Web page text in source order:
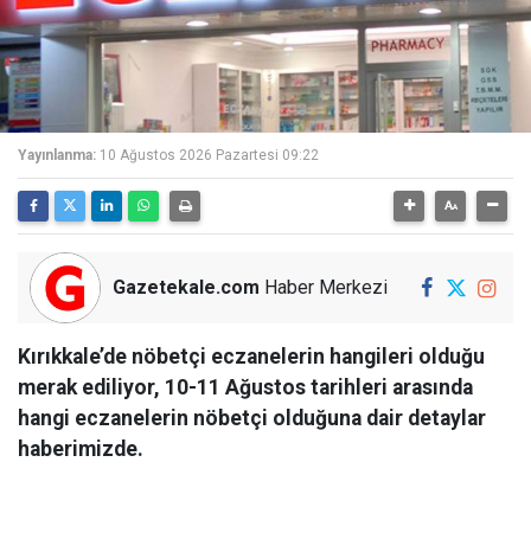
Yayınlanma: 10 Ağustos 2026 Pazartesi 09:22
Gazetekale.com Haber Merkezi
Kırıkkale’de nöbetçi eczanelerin hangileri olduğu
merak ediliyor, 10-11 Ağustos tarihleri arasında
hangi eczanelerin nöbetçi olduğuna dair detaylar
haberimizde.